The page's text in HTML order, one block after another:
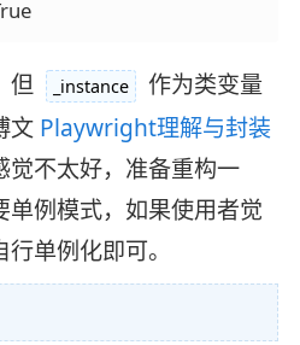
print(obj1 is obj2)  # True
但 _instance
作为类变量
文 Playwright理解与封装
觉不太好，准备重构一
单例模式，如果使用者觉
单例化即可。